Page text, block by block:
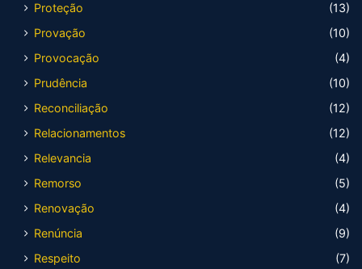
Proteção
(13)
Provação
(10)
Provocação
(4)
Prudência
(10)
Reconciliação
(12)
Relacionamentos
(12)
Relevancia
(4)
Remorso
(5)
Renovação
(4)
Renúncia
(9)
Respeito
(7)